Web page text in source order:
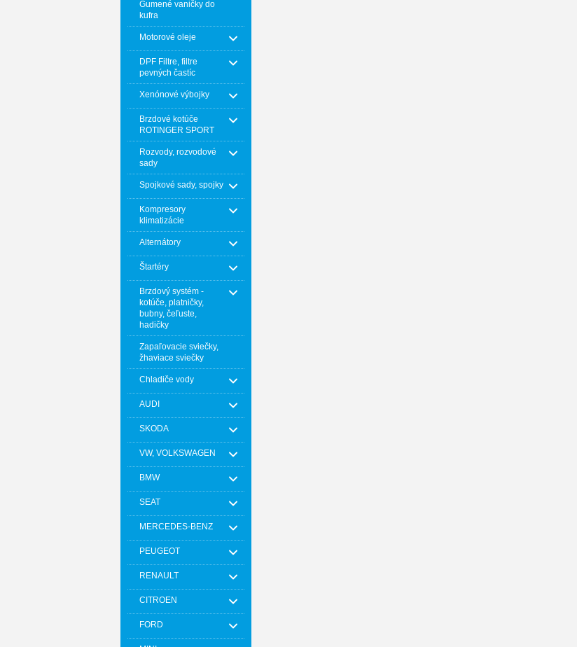
Gumené vaničky do
kufra
Motorové oleje
DPF Filtre, filtre
pevných častíc
Xenónové výbojky
Brzdové kotúče
ROTINGER SPORT
Rozvody, rozvodové
sady
Spojkové sady, spojky
Kompresory
klimatizácie
Alternátory
Štartéry
Brzdový systém -
kotúče, platničky,
bubny, čeľuste,
hadičky
Zapaľovacie sviečky,
žhaviace sviečky
Chladiče vody
AUDI
SKODA
VW, VOLKSWAGEN
BMW
SEAT
MERCEDES-BENZ
PEUGEOT
RENAULT
CITROEN
FORD